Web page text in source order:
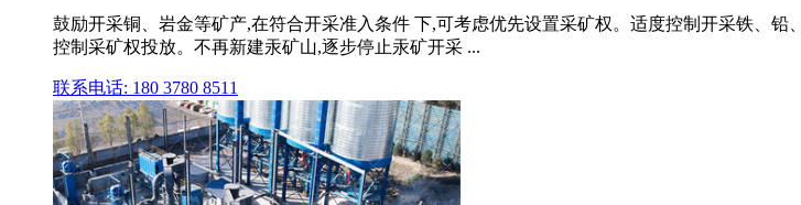
鼓励开采铜、岩金等矿产,在符合开采准入条件 下,可考虑优先设置采矿权。适度控制开采铁、
控制采矿权投放。不再新建汞矿山,逐步停止汞矿开采 ...
联系电话: 180 3780 8511